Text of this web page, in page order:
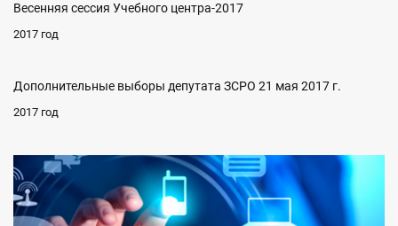
Весенняя сессия Учебного центра-2017
2017 год
Дополнительные выборы депутата ЗСРО 21 мая 2017 г.
2017 год